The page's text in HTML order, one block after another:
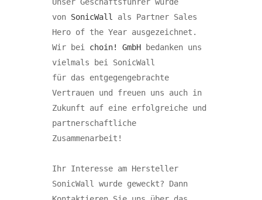
von SonicWall
als Partner Sales
Hero of the Year ausgezeichnet.
Wir bei choin! GmbH bedanken uns
vielmals bei SonicWall
für das entgegengebrachte
Vertrauen und freuen uns auch in
Zukunft auf eine erfolgreiche und
partnerschaftliche
Zusammenarbeit!
Ihr Interesse am Hersteller
SonicWall wurde geweckt? Dann